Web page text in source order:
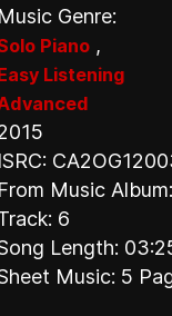
Music Genre:
Piano ,
Listening
ISRC:
From Music Album:
6
Length:
Music: 5